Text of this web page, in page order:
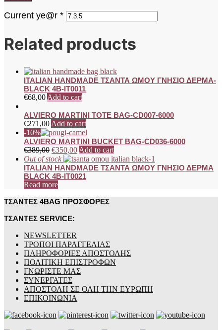
Current ye@r *
Related products
ITALIAN HANDMADE ΤΣΑΝΤΑ ΩΜΟΥ ΓΝΗΣΙΟ ΔΕΡΜΑ-
BLACK 4B-IT0011
€68,00 Add to cart
ALVIERO MARTINI TOTE BAG-CD007-6000
€271,00 Add to cart
-10%
ALVIERO MARTINI BUCKET BAG-CD036-6000
€389,00 €350,00 Add to cart
Out of stock
ITALIAN HANDMADE ΤΣΑΝΤΑ ΩΜΟΥ ΓΝΗΣΙΟ ΔΕΡΜΑ
BLACK 4B-IT0021
Read more
ΤΣΑΝΤΕΣ 4BAG ΠΡΟΣΦΟΡΕΣ
ΤΣΑΝΤΕΣ SERVICE:
NEWSLETTER
ΤΡΟΠΟΙ ΠΑΡΑΓΓΕΛΙΑΣ
ΠΛΗΡΟΦΟΡΙΕΣ ΑΠΟΣΤΟΛΗΣ
ΠΟΛΙΤΙΚΗ ΕΠΙΣΤΡΟΦΩΝ
ΓΝΩΡΙΣΤΕ ΜΑΣ
ΣΥΝΕΡΓΑΤΕΣ
ΑΠΟΣΤΟΛΗ ΣΕ ΟΛΗ ΤΗΝ ΕΥΡΩΠΗ
ΕΠΙΚΟΙΝΩΝΙΑ